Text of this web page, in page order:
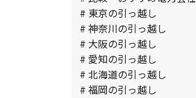
# 東京の引っ越し
# 神奈川の引っ越し
# 大阪の引っ越し
# 愛知の引っ越し
# 北海道の引っ越し
# 福岡の引っ越し